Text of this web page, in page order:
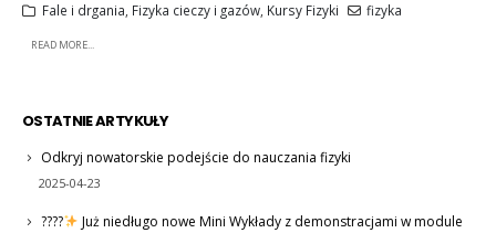
Fale i drgania, Fizyka cieczy i gazów, Kursy Fizyki fizyka
READ MORE...
OSTATNIE ARTYKUŁY
Odkryj nowatorskie podejście do nauczania fizyki
2025-04-23
????
Już niedługo nowe Mini Wykłady z demonstracjami w module